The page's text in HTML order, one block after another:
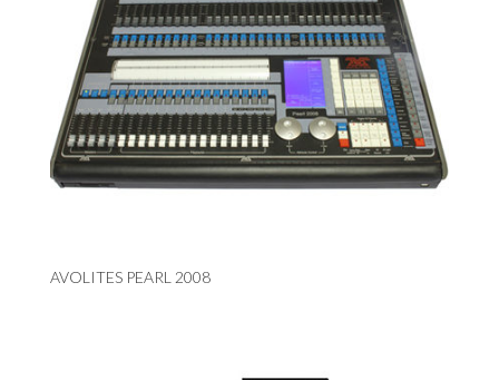
AVOLITES PEARL 2008